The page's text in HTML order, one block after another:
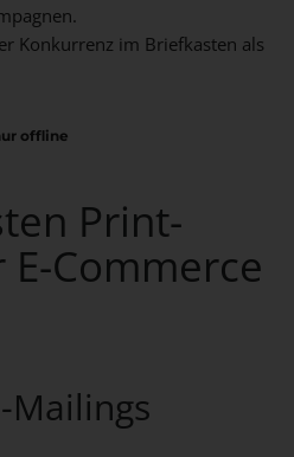
Konkurrenz im Briefkasten als
offline
Print-
Commerce
Mailings